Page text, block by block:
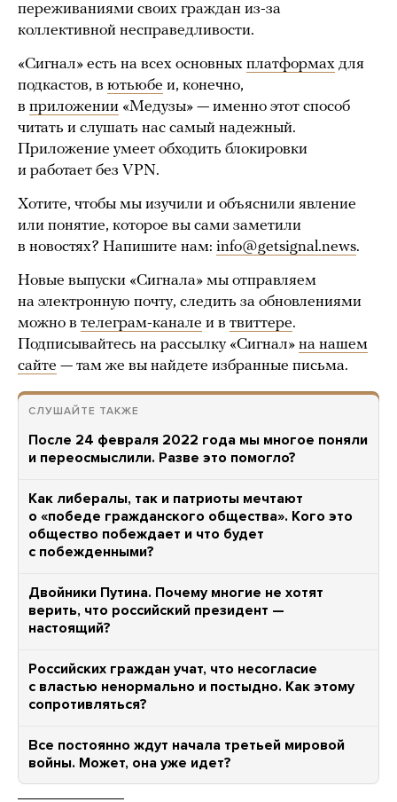
переживаниями своих граждан из-за
коллективной несправедливости.
«Сигнал» есть на всех основных платформах для
подкастов, в ютьюбе и, конечно,
в приложении «Медузы» — именно этот способ
читать и слушать нас самый надежный.
Приложение умеет обходить блокировки
и работает без VPN.
Хотите, чтобы мы изучили и объяснили явление
или понятие, которое вы сами заметили
в новостях? Напишите нам: info@getsignal.news.
Новые выпуски «Сигнала» мы отправляем
на электронную почту, следить за обновлениями
можно в телеграм-канале и в твиттере.
Подписывайтесь на рассылку «Сигнал» на нашем
сайте — там же вы найдете избранные письма.
СЛУШАЙТЕ ТАКЖЕ
После 24 февраля 2022 года мы многое поняли
и переосмыслили. Разве это помогло?
Как либералы, так и патриоты мечтают
о «победе гражданского общества». Кого это
общество побеждает и что будет
с побежденными?
Двойники Путина. Почему многие не хотят
верить, что российский президент —
настоящий?
Российских граждан учат, что несогласие
с властью ненормально и постыдно. Как этому
сопротивляться?
Все постоянно ждут начала третьей мировой
войны. Может, она уже идет?